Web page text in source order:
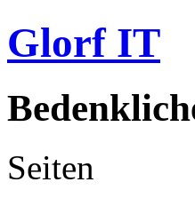
Glorf IT
Seiten